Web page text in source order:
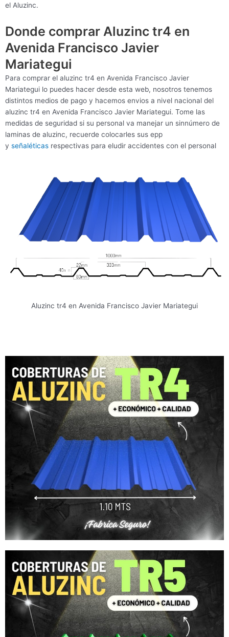
el Aluzinc.
Donde comprar Aluzinc tr4 en
Avenida Francisco Javier
Mariategui
Para comprar el aluzinc tr4 en Avenida Francisco Javier
Mariategui lo puedes hacer desde esta web, nosotros tenemos
distintos medios de pago y hacemos envios a nivel nacional del
aluzinc tr4 en Avenida Francisco Javier Mariategui. Tome las
medidas de seguridad si su personal va manejar un sinnúmero de
laminas de aluzinc, recuerde colocarles sus epp
y señaléticas respectivas para eludir accidentes con el personal
Aluzinc tr4 en Avenida Francisco Javier Mariategui